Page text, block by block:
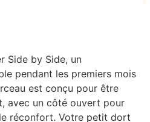
Side by Side, un
pendant les premiers mois
est conçu pour être
avec un côté ouvert pour
réconfort. Votre petit dort